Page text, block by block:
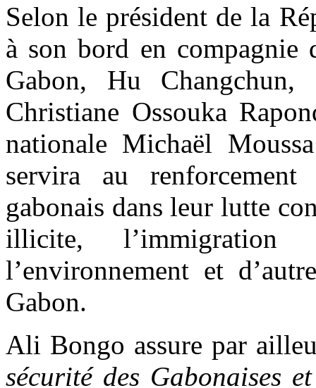
Selon le président de la
à son bord en compagnie
Gabon, Hu
Christiane Ossouka
nationale Michaël
servira au renforcement
gabonais dans leur lutte
illicite,
l’environnement et
Gabon.
Ali Bongo assure par
sécurité des Gabonaises